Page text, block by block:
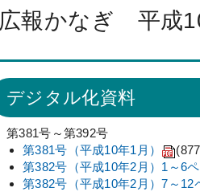
広報かなぎ 平成
デジタル化資料
第381号～第392号
第381号（平成10年1月）
第382号（平成10年2月）1～6
第382号（平成10年2月）7～12